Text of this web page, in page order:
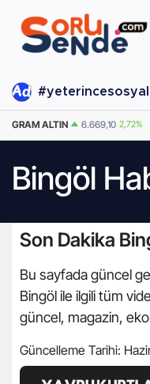
#yeterincesosyal
GRAM ALTIN 6.669,10 2,72%
Bingöl
Son Dakika
Bu sayfada güncel
Bingöl ile ilgili tüm
güncel, magazin,
Güncelleme Tarihi: